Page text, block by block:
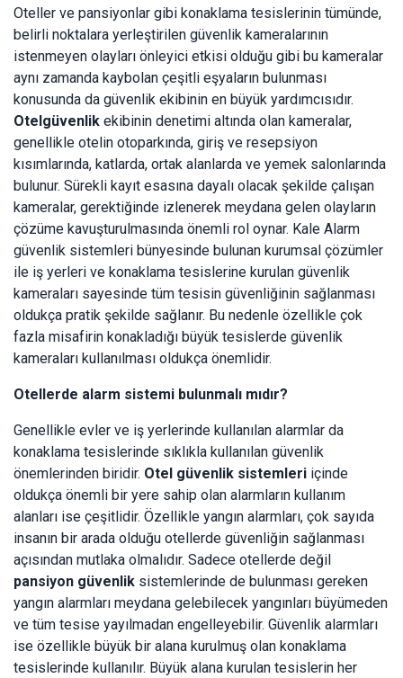
Oteller ve pansiyonlar gibi konaklama tesislerinin tümünde,
belirli noktalara yerleştirilen güvenlik kameralarının
istenmeyen olayları önleyici etkisi olduğu gibi bu kameralar
aynı zamanda kaybolan çeşitli eşyaların bulunması
konusunda da güvenlik ekibinin en büyük yardımcısıdır.
Otelgüvenlik ekibinin denetimi altında olan kameralar,
genellikle otelin otoparkında, giriş ve resepsiyon
kısımlarında, katlarda, ortak alanlarda ve yemek salonlarında
bulunur. Sürekli kayıt esasına dayalı olacak şekilde çalışan
kameralar, gerektiğinde izlenerek meydana gelen olayların
çözüme kavuşturulmasında önemli rol oynar. Kale Alarm
güvenlik sistemleri bünyesinde bulunan kurumsal çözümler
ile iş yerleri ve konaklama tesislerine kurulan güvenlik
kameraları sayesinde tüm tesisin güvenliğinin sağlanması
oldukça pratik şekilde sağlanır. Bu nedenle özellikle çok
fazla misafirin konakladığı büyük tesislerde güvenlik
kameraları kullanılması oldukça önemlidir.
Otellerde alarm sistemi bulunmalı mıdır?
Genellikle evler ve iş yerlerinde kullanılan alarmlar da
konaklama tesislerinde sıklıkla kullanılan güvenlik
önemlerinden biridir. Otel güvenlik sistemleri içinde
oldukça önemli bir yere sahip olan alarmların kullanım
alanları ise çeşitlidir. Özellikle yangın alarmları, çok sayıda
insanın bir arada olduğu otellerde güvenliğin sağlanması
açısından mutlaka olmalıdır. Sadece otellerde değil
pansiyon güvenlik sistemlerinde de bulunması gereken
yangın alarmları meydana gelebilecek yangınları büyümeden
ve tüm tesise yayılmadan engelleyebilir. Güvenlik alarmları
ise özellikle büyük bir alana kurulmuş olan konaklama
tesislerinde kullanılır. Büyük alana kurulan tesislerin her